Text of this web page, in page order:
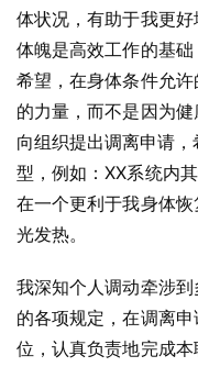
体状况，有助于我更
体魄是高效工作的基
希望，在身体条件允
的力量，而不是因为
向组织提出调离申请
型，例如：XX系统内
在一个更利于我身体
光发热。
我深知个人调动牵涉
的各项规定，在调离
位，认真负责地完成